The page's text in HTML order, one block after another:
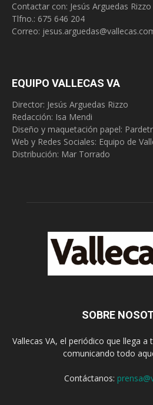
Contactar con: Jesús Arguedas Rizzo
Tlfno.: 675 646 204
Correo:
EQUIPO VALLECAS VA
Director: Jesús Arguedas Rizzo
Redacción: Isa Mendi
Diseño y maquetación papel:
Web y Redes Sociales: Equipo de
Distribución: Mar Torrado
SOBRE
Vallecas VA, el periódico que llega a
comunicando todo
Contáctanos: